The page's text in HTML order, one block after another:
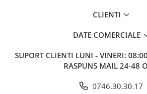
CLIENTI
DATE COMERCIALE
SUPORT CLIENTI LUNI - VINERI:
RASPUNS MAIL 24-48
0746.30.30.17